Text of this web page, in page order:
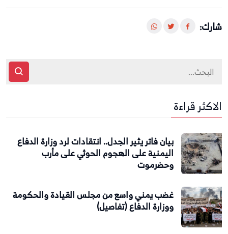
شارك:
الاكثر قراءة
بيان فاتر يثير الجدل.. انتقادات لرد وزارة الدفاع
اليمنية على الهجوم الحوثي على مأرب
وحضرموت
غضب يمني واسع من مجلس القيادة والحكومة
ووزارة الدفاع (تفاصيل)